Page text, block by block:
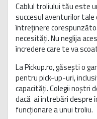
Cablul troliului tău este
succesul aventurilor
întreținere
necesități. Nu neglija
încredere care te va
La Pickup.ro, găsești o
pentru pick-up-uri,
capacități. Colegii noștri
dacă ai întrebări despre
funcționare a unui troliu.